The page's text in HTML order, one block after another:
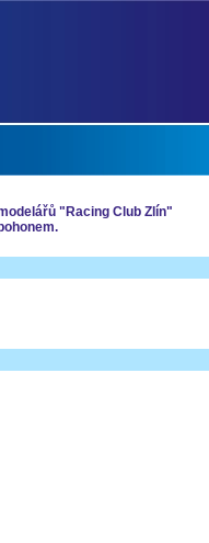
"Racing Club Zlín"